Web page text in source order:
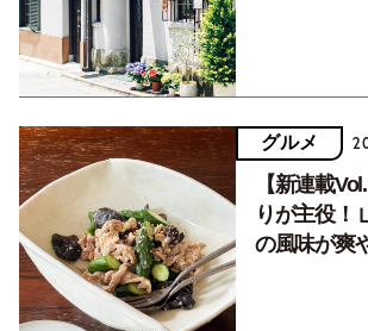
グルメ
【新連載
りが主役！
の風味が爽